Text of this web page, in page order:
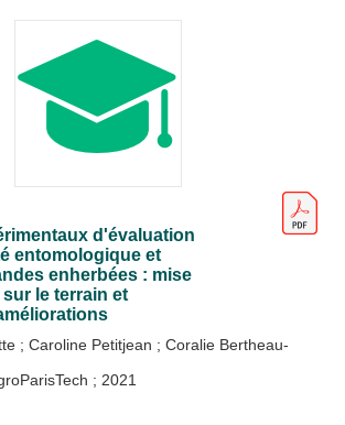
d'évaluation
entomologique et
enherbées : mise
le terrain et
; Caroline Petitjean ; Coralie Bertheau-
; 2021